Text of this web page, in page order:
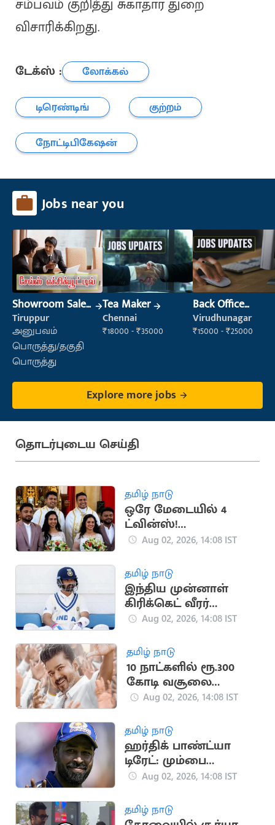
சம்பவம் குறித்து சுகாதார துறை
விசாரிக்கிறது.
டேக்ஸ் :
லோக்கல்
டிரெண்டிங்
குற்றம்
நோட்டிபிகேஷன்
Jobs near you
Showroom Sales
Executive (Retail
Sales)
Tiruppur
அனுபவம்
பொருத்து/தகுதி
பொருத்து
Tea Maker
Chennai
₹18000 - ₹35000
Back Office
Executive
(Administration)
Virudhunagar
₹15000 - ₹25000
Explore more jobs
தொடர்புடைய செய்தி
தமிழ் நாடு
ஒரே மேடையில் 4
ட்வின்ஸ்!
இணையத்தில்
Aug 02, 2026, 14:08 IST
தமிழ் நாடு
இந்திய முன்னாள்
கிரிக்கெட் வீரர்
ரஹானேவுக்கு
Aug 02, 2026, 14:08 IST
தமிழ் நாடு
10 நாட்களில் ரூ.300
கோடி வசூலை
நெருங்கும் விஜய்யின்
Aug 02, 2026, 14:08 IST
தமிழ் நாடு
ஹர்திக் பாண்ட்யா
டிரேட்: மும்பை
இந்தியன்ஸ் தரப்பில்
Aug 02, 2026, 14:08 IST
தமிழ் நாடு